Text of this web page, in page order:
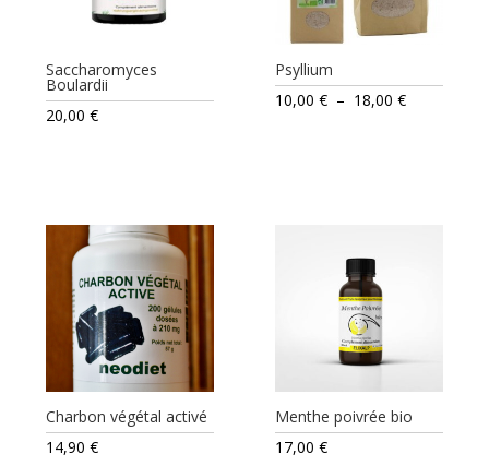
Saccharomyces
Boulardii
20,00€
Psyllium
10,00€ – 18,00€Plage
Charbon végétal activé
14,90€
Menthe poivrée bio
17,00€